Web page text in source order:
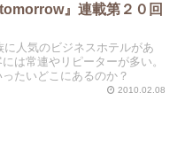
』連載第２０回
人気のビジネスホテルがあ
は常連やリピーターが多い。
たいどこにあるのか？
2010.02.08